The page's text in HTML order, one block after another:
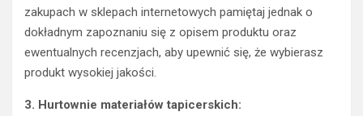
zakupach w sklepach internetowych pamiętaj jednak o
dokładnym zapoznaniu się z opisem produktu oraz
ewentualnych recenzjach, aby upewnić się, że wybierasz
produkt wysokiej jakości.
3. Hurtownie materiałów tapicerskich: